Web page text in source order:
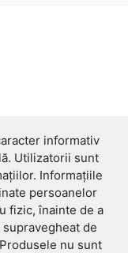
informativ
Utilizatorii sunt
Informațiile
persoanelor
fizic, înainte de a
de
nu sunt